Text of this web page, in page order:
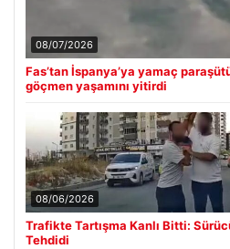
08/07/2026
Fas’tan İspanya’ya yamaç
göçmen yaşamını yitirdi
08/06/2026
Trafikte Tartışma Kanlı Bitti:
Tehdidi